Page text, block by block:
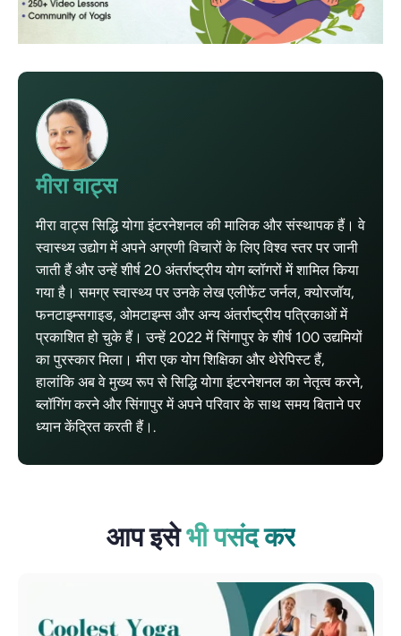
मीरा वाट्स
मीरा वाट्स सिद्धि योगा इंटरनेशनल की मालिक और संस्थापक हैं। वे
स्वास्थ्य उद्योग में अपने अग्रणी विचारों के लिए विश्व स्तर पर जानी
जाती हैं और उन्हें शीर्ष 20 अंतर्राष्ट्रीय योग ब्लॉगरों में शामिल किया
गया है। समग्र स्वास्थ्य पर उनके लेख एलीफेंट जर्नल, क्योरजॉय,
फनटाइम्सगाइड, ओमटाइम्स और अन्य अंतर्राष्ट्रीय पत्रिकाओं में
प्रकाशित हो चुके हैं। उन्हें 2022 में सिंगापुर के शीर्ष 100 उद्यमियों
का पुरस्कार मिला। मीरा एक योग शिक्षिका और थेरेपिस्ट हैं,
हालांकि अब वे मुख्य रूप से सिद्धि योगा इंटरनेशनल का नेतृत्व करने,
ब्लॉगिंग करने और सिंगापुर में अपने परिवार के साथ समय बिताने पर
ध्यान केंद्रित करती हैं।.
आप इसेभी पसंद कर